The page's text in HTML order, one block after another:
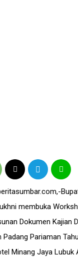
membuka
Dokumen Kajian
Padang Pariaman
Minang Jaya Lubuk